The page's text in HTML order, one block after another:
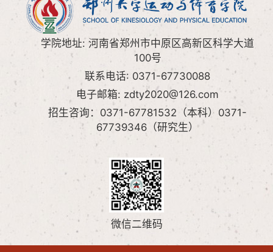
学院地址: 河南省郑州市中原区高新区科学大道
100号
联系电话: 0371-67730088
电子邮箱: zdty2020@126.com
招生咨询：0371-67781532（本科）0371-
67739346（研究生）
微信二维码